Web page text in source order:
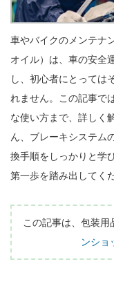
車やバイクのメンテナ
オイル）は、車の安全
し、初心者にとっては
れません。この記事で
な使い方まで、詳しく
ん、ブレーキシステム
換手順をしっかりと学
第一歩を踏み出してく
この記事は、包装用
ンショ